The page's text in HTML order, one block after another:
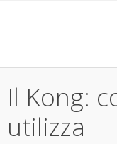
Il Kong:
utilizza